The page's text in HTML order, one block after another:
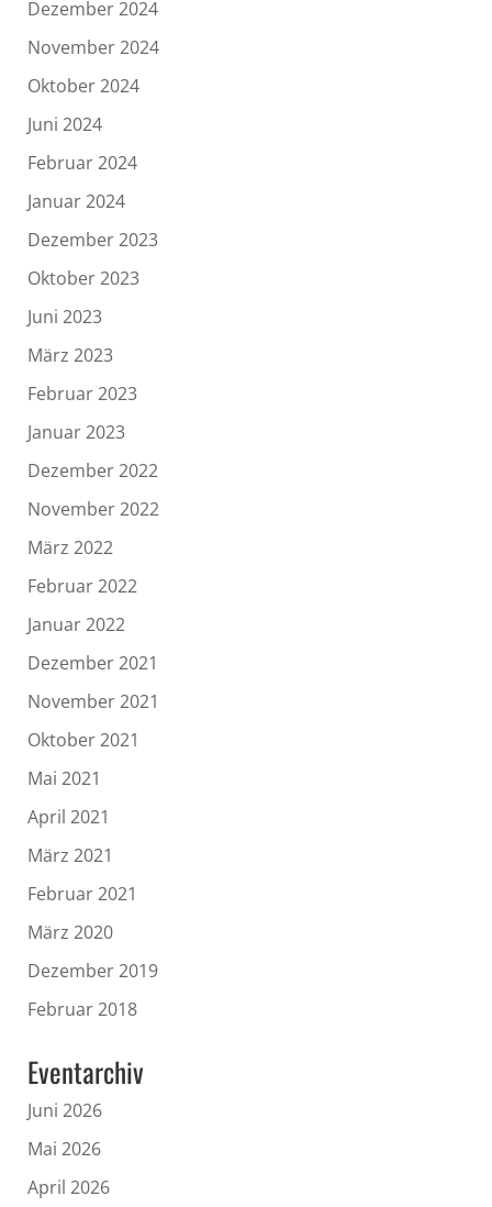
Dezember 2024
November 2024
Oktober 2024
Juni 2024
Februar 2024
Januar 2024
Dezember 2023
Oktober 2023
Juni 2023
März 2023
Februar 2023
Januar 2023
Dezember 2022
November 2022
März 2022
Februar 2022
Januar 2022
Dezember 2021
November 2021
Oktober 2021
Mai 2021
April 2021
März 2021
Februar 2021
März 2020
Dezember 2019
Februar 2018
Eventarchiv
Juni 2026
Mai 2026
April 2026